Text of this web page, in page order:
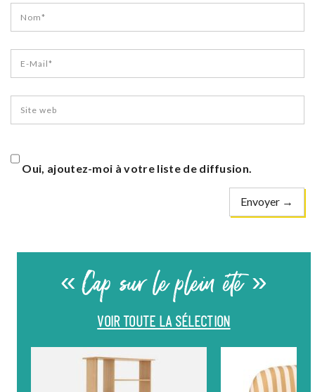
Oui, ajoutez-moi à votre liste de diffusion.
« Cap sur le plein été »
VOIR TOUTE LA SÉLECTION